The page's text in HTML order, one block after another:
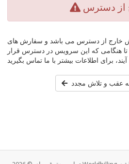
از دسترس
خارج از دسترس می باشد و سفارش های
تا هنگامی که این سرویس در دسترس قرار
عقب و تلاش مجدد